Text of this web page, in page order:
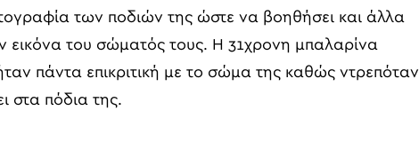
των ποδιών της ώστε να βοηθήσει και άλλα
εικόνα του σώματός τους. Η 31χρονη μπαλαρίνα
πάντα επικριτική με το σώμα της καθώς ντρεπόταν
στα πόδια της.